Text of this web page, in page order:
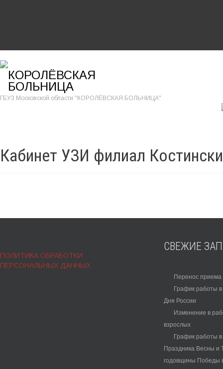
КОРОЛЁВСКАЯ
БОЛЬНИЦА
ГБУЗ Московской области "КОРОЛЁВСКАЯ БОЛЬНИЦА"
Кабинет УЗИ филиал
ПОЛИТИКА ОБРАБОТКИ
ПЕРСОНАЛЬНЫХ ДАННЫХ
СВЕЖИЕ
Перенос приема
График работы
Дня России
Изменение в
взрослых
График работы
Праздника Весны и
годовщины Победы